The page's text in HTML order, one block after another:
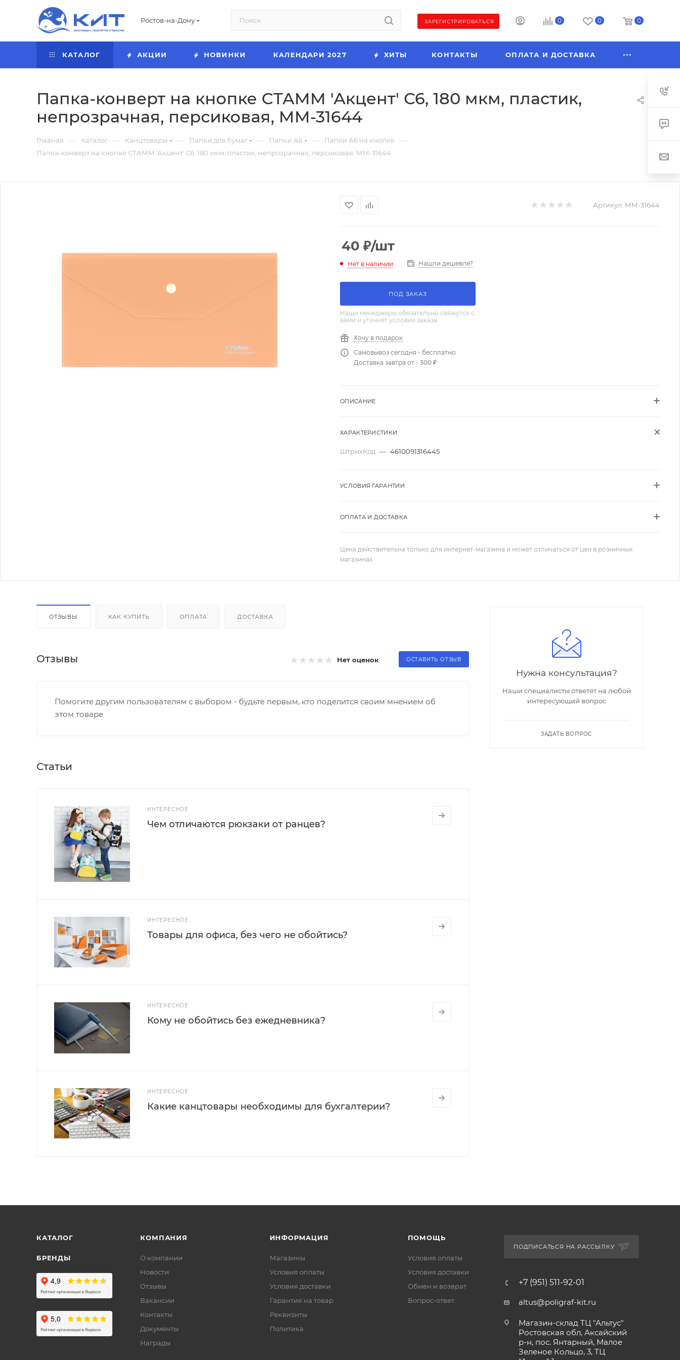
Ростов-на-Дону ЗАРЕГИСТРИРОВАТЬСЯ 0 0 0
КАТАЛОГ АКЦИИ НОВИНКИ КАЛЕНДАРИ 2027 ХИТЫ КОНТАКТЫ ОПЛАТА И ДОСТАВКА
Папка-конверт на кнопке СТАММ 'Акцент' С6, 180 мкм, пластик,
непрозрачная, персиковая, ММ-31644
Главная — Каталог — Канцтовары — Папки для бумаг — Папки А6 — Папки А6 на кнопке —
Папка-конверт на кнопке СТАММ 'Акцент' С6, 180 мкм, пластик, непрозрачная, персиковая, ММ-31644
Артикул: ММ-31644
40 ₽/шт
Нет в наличии Нашли дешевле?
ПОД ЗАКАЗ
Наши менеджеры обязательно свяжутся с
вами и уточнят условия заказа
Хочу в подарок
Самовывоз сегодня - бесплатно
Доставка завтра от - 300 ₽
ОПИСАНИЕ
ХАРАКТЕРИСТИКИ
ШтрихКод — 4610091316445
УСЛОВИЯ ГАРАНТИИ
ОПЛАТА И ДОСТАВКА
Цена действительна только для интернет-магазина и может отличаться от цен в розничных
магазинах
ОТЗЫВЫ КАК КУПИТЬ ОПЛАТА ДОСТАВКА
Отзывы Нет оценок ОСТАВИТЬ ОТЗЫВ
Помогите другим пользователям с выбором - будьте первым, кто поделится своим мнением об
этом товаре
Статьи
ИНТЕРЕСНОЕ
Чем отличаются рюкзаки от ранцев?
ИНТЕРЕСНОЕ
Товары для офиса, без чего не обойтись?
ИНТЕРЕСНОЕ
Кому не обойтись без ежедневника?
ИНТЕРЕСНОЕ
Какие канцтовары необходимы для бухгалтерии?
Нужна консультация?
Наши специалисты ответят на любой
интересующий вопрос
ЗАДАТЬ ВОПРОС
КАТАЛОГ
БРЕНДЫ
КОМПАНИЯ
О компании
Новости
Отзывы
Вакансии
Контакты
Документы
Награды
ИНФОРМАЦИЯ
Магазины
Условия оплаты
Условия доставки
Гарантия на товар
Реквизиты
Политика
ПОМОЩЬ
Условия оплаты
Условия доставки
Обмен и возврат
Вопрос-ответ
ПОДПИСАТЬСЯ НА РАССЫЛКУ
+7 (951) 511-92-01
altus@poligraf-kit.ru
Магазин-склад ТЦ "Альтус"
Ростовская обл, Аксайский
р-н, пос. Янтарный, Малое
Зеленое Кольцо, 3, ТЦ